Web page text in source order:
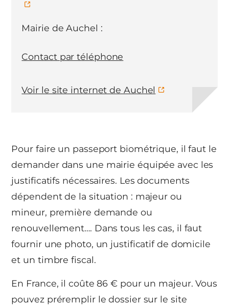
Pour faire un passeport biométrique, il faut le
demander dans une mairie équipée avec les
justificatifs nécessaires. Les documents
dépendent de la situation : majeur ou
mineur, première demande ou
renouvellement…. Dans tous les cas, il faut
fournir une photo, un justificatif de domicile
et un timbre fiscal.
En France, il coûte 86 € pour un majeur. Vous
pouvez préremplir le dossier sur le site
Mairie de Auchel :
Contact par téléphone
Voir le site internet de Auchel